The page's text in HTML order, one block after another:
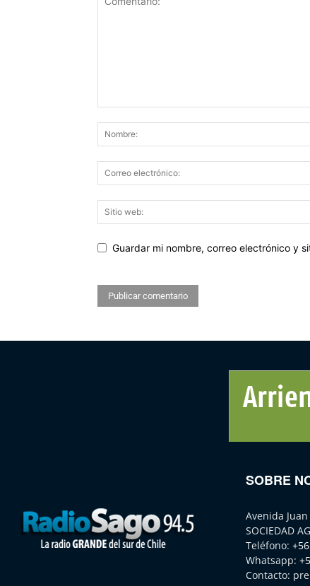
Guardar mi nombre, correo electrónico y
SOBRE
Avenida
SOCIEDAD
Teléfono:
Whatsapp:
Contacto: